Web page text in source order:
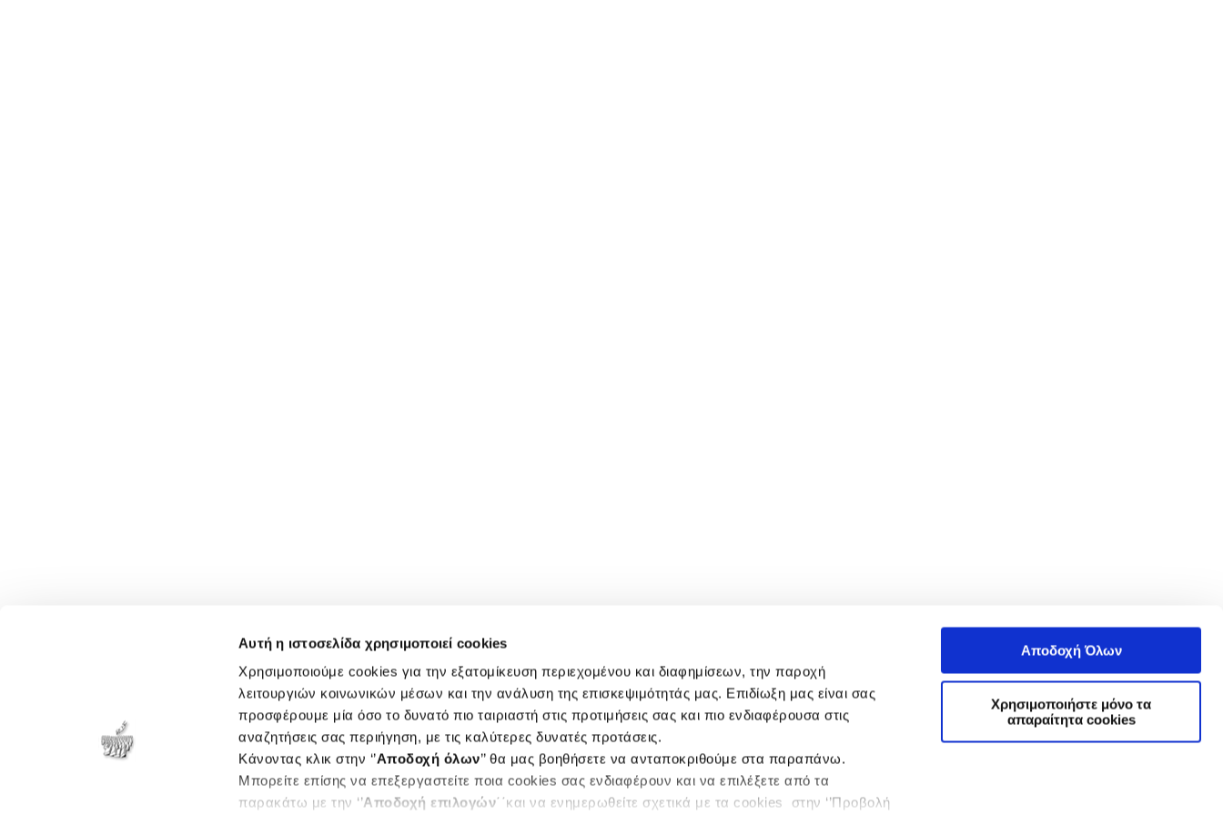
Αυτή η ιστοσελίδα χρησιμοποιεί cookies
Χρησιμοποιούμε cookies για την εξατομίκευση περιεχομένου και διαφημίσεων, την παροχή
λειτουργιών κοινωνικών μέσων και την ανάλυση της επισκεψιμότητάς μας. Επιδίωξη μας είναι σας
προσφέρουμε μία όσο το δυνατό πιο ταιριαστή στις προτιμήσεις σας και πιο ενδιαφέρουσα στις
αναζητήσεις σας περιήγηση, με τις καλύτερες δυνατές προτάσεις.
Κάνοντας κλικ στην ‘’Αποδοχή όλων’’ θα μας βοηθήσετε να ανταποκριθούμε στα παραπάνω.
Μπορείτε επίσης να επεξεργαστείτε ποια cookies σας ενδιαφέρουν και να επιλέξετε από τα
παρακάτω με την ‘’Αποδοχή επιλογών΄΄και να ενημερωθείτε σχετικά με τα cookies στην ‘’Προβολή
Αποδοχή Όλων
Χρησιμοποιήστε μόνο τα
απαραίτητα cookies